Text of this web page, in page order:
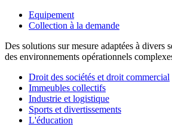
Equipement
Collection à la demande
Des solutions sur mesure adaptées à divers
des environnements opérationnels
Droit des sociétés et droit commercial
Immeubles collectifs
Industrie et logistique
Sports et divertissements
L'éducation